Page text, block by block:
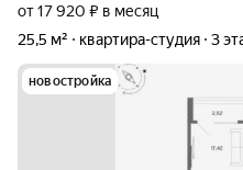
от 17 920 ₽ в месяц
25,5 м²
квартира-студия 3
новостройка